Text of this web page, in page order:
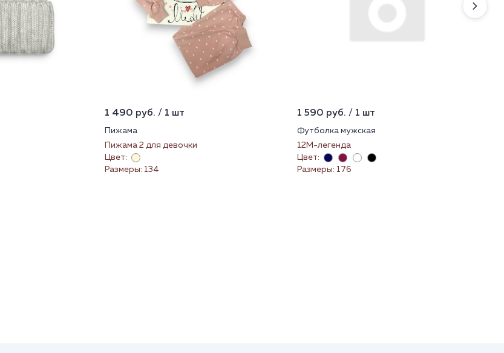
1 490 руб. / 1 шт
Пижама
Пижама 2 для девочки
Цвет:
Размеры: 134
1 590 руб. / 1 шт
Футболка мужская
12М-легенда
Цвет:
Размеры: 176